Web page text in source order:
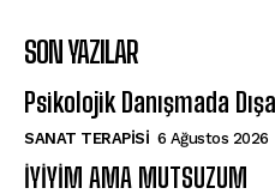
SON YAZILAR
Psikolojik Danışmada
SANAT TERAPISI 6 Ağustos 2026
İYİYİM AMA MUTSUZUM